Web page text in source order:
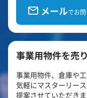
メールでお
事業用物件を売
事業用物件、倉庫や
気軽にマスターリー
提案させていただきま